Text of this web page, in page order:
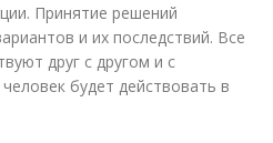
Принятие решений
и их последствий. Все
друг с другом и с
будет действовать в